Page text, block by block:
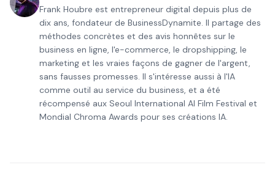
Frank Houbre est entrepreneur digital depuis plus de
dix ans, fondateur de BusinessDynamite. Il partage des
méthodes concrètes et des avis honnêtes sur le
business en ligne, l'e-commerce, le dropshipping, le
marketing et les vraies façons de gagner de l'argent,
sans fausses promesses. Il s'intéresse aussi à l'IA
comme outil au service du business, et a été
récompensé aux Seoul International AI Film Festival et
Mondial Chroma Awards pour ses créations IA.